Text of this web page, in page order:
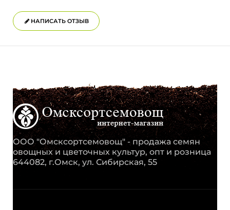
НАПИСАТЬ ОТЗЫВ
ООО "Омсксортсемовощ" - продажа семян
овощных и цветочных культур, опт и розница
644082, г.Омск, ул. Сибирская, 55